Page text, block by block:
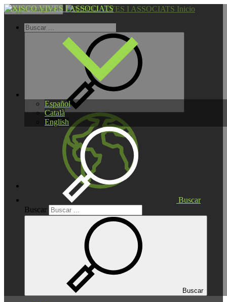
Español
Català
English
Buscar
Buscar
Buscar
Toggle navigation Inicio